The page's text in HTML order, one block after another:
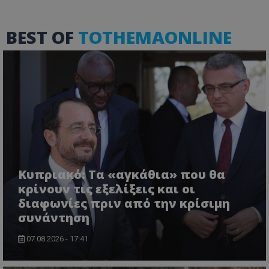
BEST OF TOTHEMAONLINE
Κυπριακό: Τα «αγκάθια» που θα
κρίνουν τις εξελίξεις και οι
διαφωνίες πριν από την κρίσιμη
συνάντηση
07.08.2026 - 17:41
VISITOR_PRIVACY_METADATA
YouTube
.youtube.com